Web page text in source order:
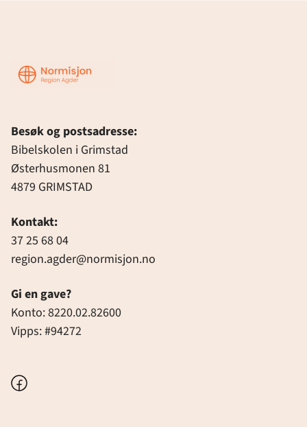
Region
Agder
Besøk og postsadresse:
Bibelskolen i Grimstad
Østerhusmonen 81
4879 GRIMSTAD
Kontakt:
37 25 68 04
region.agder@normisjon.no
Gi en gave?
Konto: 8220.02.82600
Vipps: #94272
Facebook